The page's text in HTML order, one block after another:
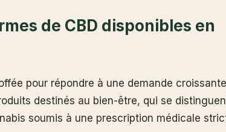
de CBD disponibles en
pour répondre à une demande
destinés au bien-être, qui se
soumis à une prescription médicale